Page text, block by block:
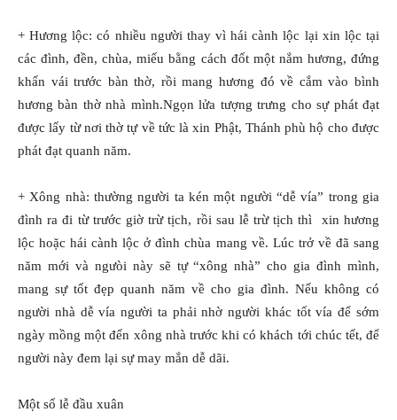
+ Hương lộc: có nhiều người thay vì hái cành lộc lại xin lộc tại
các đình, đền, chùa, miếu bằng cách đốt một nắm hương, đứng
khấn vái trước bàn thờ, rồi mang hương đó về cắm vào bình
hương bàn thờ nhà mình.Ngọn lửa tượng trưng cho sự phát đạt
được lấy từ nơi thờ tự về tức là xin Phật, Thánh phù hộ cho được
phát đạt quanh năm.
+ Xông nhà: thường người ta kén một người “dễ vía” trong gia
đình ra đi từ trước giờ trừ tịch, rồi sau lễ trừ tịch thì xin hương
lộc hoặc hái cành lộc ở đình chùa mang về. Lúc trở về đã sang
năm mới và ngưòi này sẽ tự “xông nhà” cho gia đình mình,
mang sự tốt đẹp quanh năm về cho gia đình. Nếu không có
người nhà dễ vía người ta phải nhờ người khác tốt vía để sớm
ngày mồng một đến xông nhà trước khi có khách tới chúc tết, để
người này đem lại sự may mắn dễ dãi.
Một số lễ đầu xuân